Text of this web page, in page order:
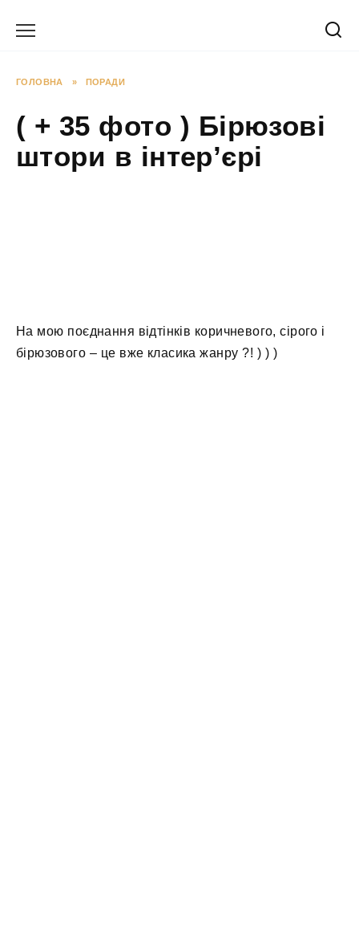
ГОЛОВНА » ПОРАДИ
( + 35 фото ) Бірюзові
штори в інтер’єрі
На мою поєднання відтінків коричневого, сірого і
бірюзового – це вже класика жанру ?! ) ) )